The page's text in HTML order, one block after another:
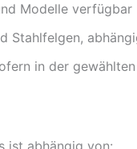
Modelle verfügbar
Stahlfelgen,
in der